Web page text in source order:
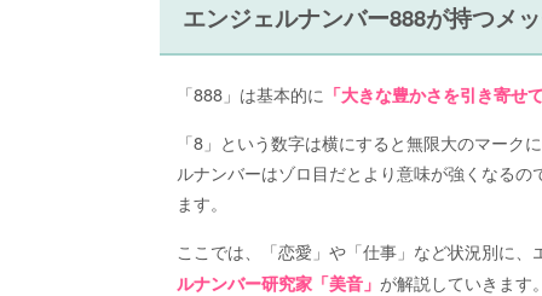
エンジェルナンバー888が持つメ
「888」は基本的に 「大きな豊かさを引き寄せ
「8」という数字は横にすると無限大のマー
ルナンバーはゾロ目だとより意味が強くなる
ます。
ここでは、「恋愛」や「仕事」など状況別に
ルナンバー研究家「美音」 が解説していきます。